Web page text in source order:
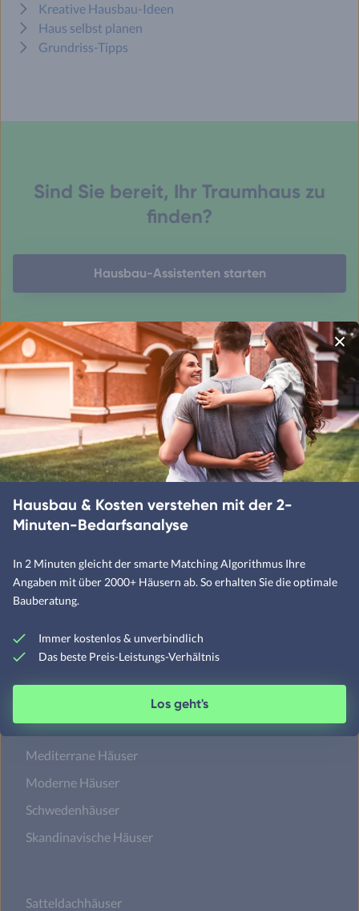
Kreative Hausbau-Ideen
Haus selbst planen
Grundriss-Tipps
Sind Sie bereit, Ihr Traumhaus zu
finden?
Hausbau-Assistenten starten
Baustile Hauspreise Regionen
Amerikanische Häuser
Alpenländische Häuser
Bauhaus-Häuser
Designerhäuser
Fachwerkhäuser
Klassische Häuser
Landhäuser
Mediterrane Häuser
Moderne Häuser
Schwedenhäuser
Skandinavische Häuser
Satteldachhäuser
Hausbau & Kosten verstehen mit der 2-
Minuten-Bedarfsanalyse
In 2 Minuten gleicht der smarte Matching Algorithmus Ihre
Angaben mit über 2000+ Häusern ab. So erhalten Sie die optimale
Bauberatung.
Immer kostenlos & unverbindlich
Das beste Preis-Leistungs-Verhältnis
Los geht's